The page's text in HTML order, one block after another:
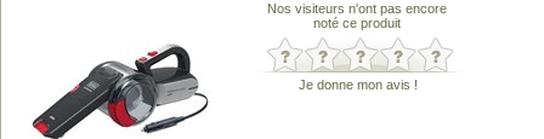
Nos visiteurs n'ont pas encore
noté ce produit
Je donne mon avis !